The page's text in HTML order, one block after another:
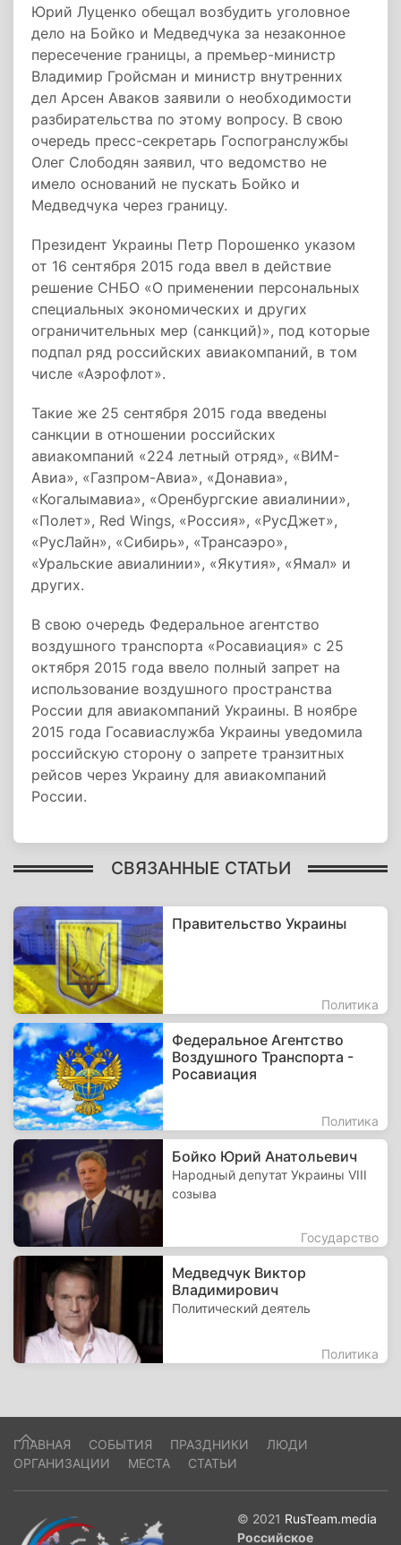
Юрий Луценко обещал возбудить уголовное
дело на Бойко и Медведчука за незаконное
пересечение границы, а премьер-министр
Владимир Гройсман и министр внутренних
дел Арсен Аваков заявили о необходимости
разбирательства по этому вопросу. В свою
очередь пресс-секретарь Госпогранслужбы
Олег Слободян заявил, что ведомство не
имело оснований не пускать Бойко и
Медведчука через границу.
Президент Украины Петр Порошенко указом
от 16 сентября 2015 года ввел в действие
решение СНБО «О применении персональных
специальных экономических и других
ограничительных мер (санкций)», под которые
подпал ряд российских авиакомпаний, в том
числе «Аэрофлот».
Такие же 25 сентября 2015 года введены
санкции в отношении российских
авиакомпаний «224 летный отряд», «ВИМ-
Авиа», «Газпром-Авиа», «Донавиа»,
«Когалымавиа», «Оренбургские авиалинии»,
«Полет», Red Wings, «Россия», «РусДжет»,
«РусЛайн», «Сибирь», «Трансаэро»,
«Уральские авиалинии», «Якутия», «Ямал» и
других.
В свою очередь Федеральное агентство
воздушного транспорта «Росавиация» с 25
октября 2015 года ввело полный запрет на
использование воздушного пространства
России для авиакомпаний Украины. В ноябре
2015 года Госавиаслужба Украины уведомила
российскую сторону о запрете транзитных
рейсов через Украину для авиакомпаний
России.
СВЯЗАННЫЕ СТАТЬИ
Правительство Украины
Политика
Федеральное Агентство
Воздушного Транспорта -
Росавиация
Политика
Бойко Юрий Анатольевич
Народный депутат Украины VIII
созыва
Государство
Медведчук Виктор
Владимирович
Политический деятель
Политика
ГЛАВНАЯ СОБЫТИЯ ПРАЗДНИКИ
ЛЮДИ
ОРГАНИЗАЦИИ
МЕСТА СТАТЬИ
© 2021 RusTeam.media
Российское